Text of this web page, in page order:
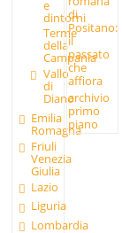
e
dintorni
Terme
della
Campania
Vallo
di
Diano
Emilia
Romagna
Friuli
Venezia
Giulia
Lazio
Liguria
Lombardia
di
Positano:
il
passato
che
affiora
archivio
primo
piano